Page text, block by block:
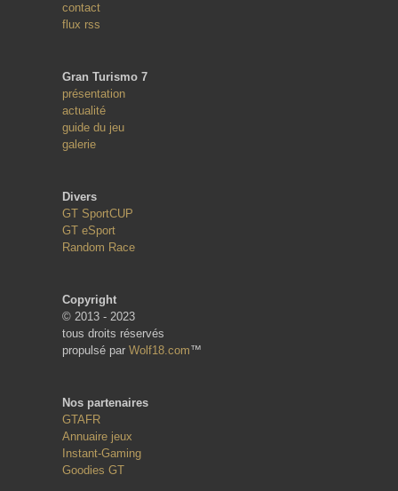
contact
flux rss
Gran Turismo 7
présentation
actualité
guide du jeu
galerie
Divers
GT SportCUP
GT eSport
Random Race
Copyright
© 2013 - 2023
tous droits réservés
propulsé par Wolf18.com™
Nos partenaires
GTAFR
Annuaire jeux
Instant-Gaming
Goodies GT